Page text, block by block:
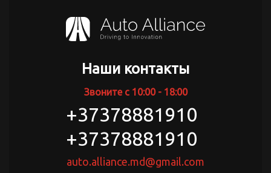
Наши контакты
Звоните с 10:00 - 18:00
+37378881910
+37378881910
auto.alliance.md@gmail.com